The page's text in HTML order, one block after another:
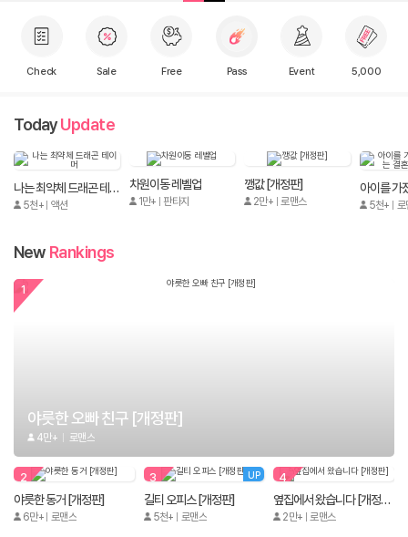
Check Sale Free Pass Event 5,000
TodayUpdate
나는 최약체 드래곤 테이머
5천+ 액션
차원이동 레벨업
1만+ 판타지
깽값 [개정판]
2만+ 로맨스 5천+ 로
New Rankings
1
야릇한 오빠 친구 [개정판]
4만+ 로맨스
2
야릇한 동거 [개정판]
6만+ 로맨스
3 UP
길티 오피스 [개정판]
5천+ 로맨스
4
옆집에서 왔습니다 [개정판]
2만+ 로맨스